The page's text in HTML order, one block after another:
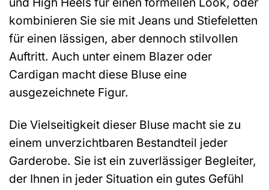
kombinieren Sie sie mit Jeans und Stiefeletten
für einen lässigen, aber dennoch stilvollen
Auftritt. Auch unter einem Blazer oder
Cardigan macht diese Bluse eine
ausgezeichnete Figur.
Die Vielseitigkeit dieser Bluse macht sie zu
einem unverzichtbaren Bestandteil jeder
Garderobe. Sie ist ein zuverlässiger Begleiter,
der Ihnen in jeder Situation ein gutes Gefühl